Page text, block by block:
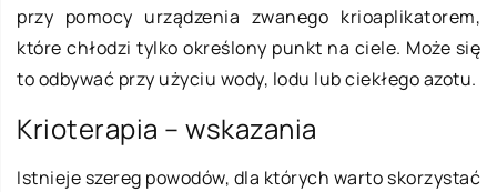
przy pomocy urządzenia zwanego krioaplikatorem,
które chłodzi tylko określony punkt na ciele. Może się
to odbywać przy użyciu wody, lodu lub ciekłego azotu.
Krioterapia – wskazania
Istnieje szereg powodów, dla których warto skorzystać